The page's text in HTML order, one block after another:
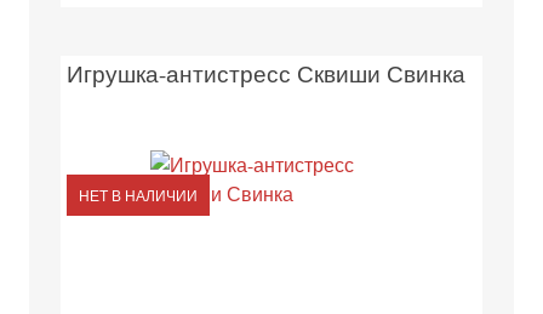
Игрушка-антистресс Сквиши Свинка
НЕТ В НАЛИЧИИ